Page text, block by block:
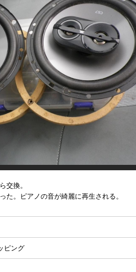
交換。
た。ピアノの音が綺麗に再生される。
ピング